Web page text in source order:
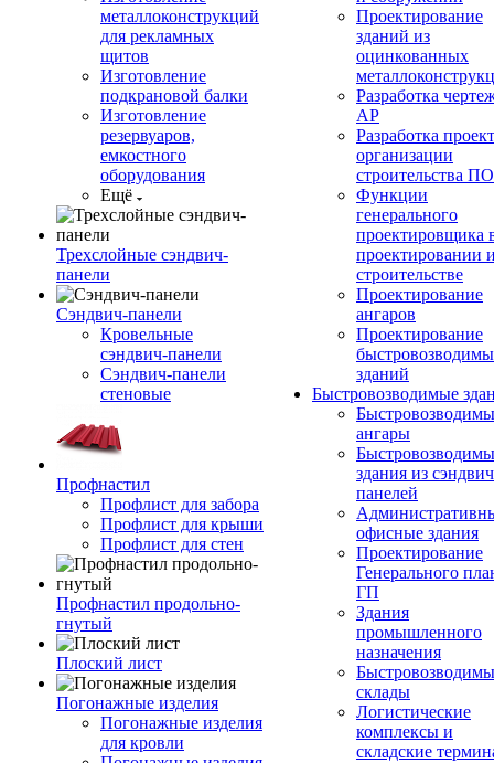
металлоконструкций
для рекламных
щитов
Изготовление
подкрановой балки
Изготовление
резервуаров,
емкостного
оборудования
Ещё
Трехслойные сэндвич-
панели
Сэндвич-панели
Кровельные
сэндвич-панели
Сэндвич-панели
стеновые
Профнастил
Профлист для забора
Профлист для крыши
Профлист для стен
Профнастил продольно-
гнутый
Плоский лист
Погонажные изделия
Погонажные изделия
для кровли
Проектирование
зданий из
оцинкованных
Разработка
АР
Разработка
организации
строительства
Функции
генерального
проектировщика
проектировании
строительстве
Проектирование
ангаров
Проектирование
зданий
Быстровозводимые
ангары
здания из сэндвич
панелей
офисные здания
Проектирование
Генерального
ГП
Здания
промышленного
назначения
склады
Логистические
комплексы и
складские